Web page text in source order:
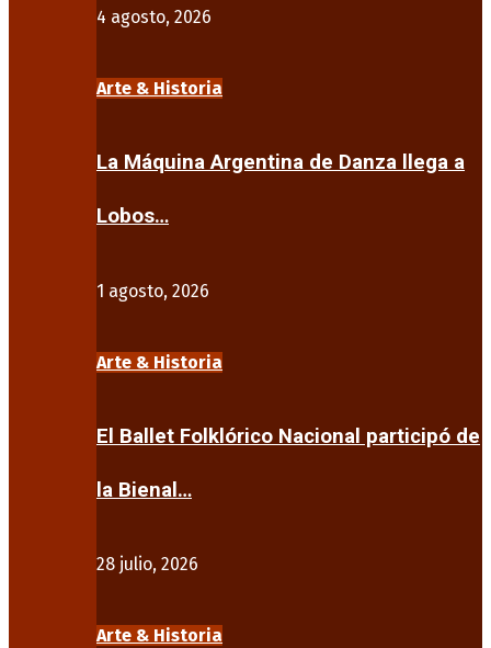
4 agosto, 2026
Arte & Historia
La Máquina Argentina de Danza llega a
Lobos…
1 agosto, 2026
Arte & Historia
El Ballet Folklórico Nacional participó de
la Bienal…
28 julio, 2026
Arte & Historia